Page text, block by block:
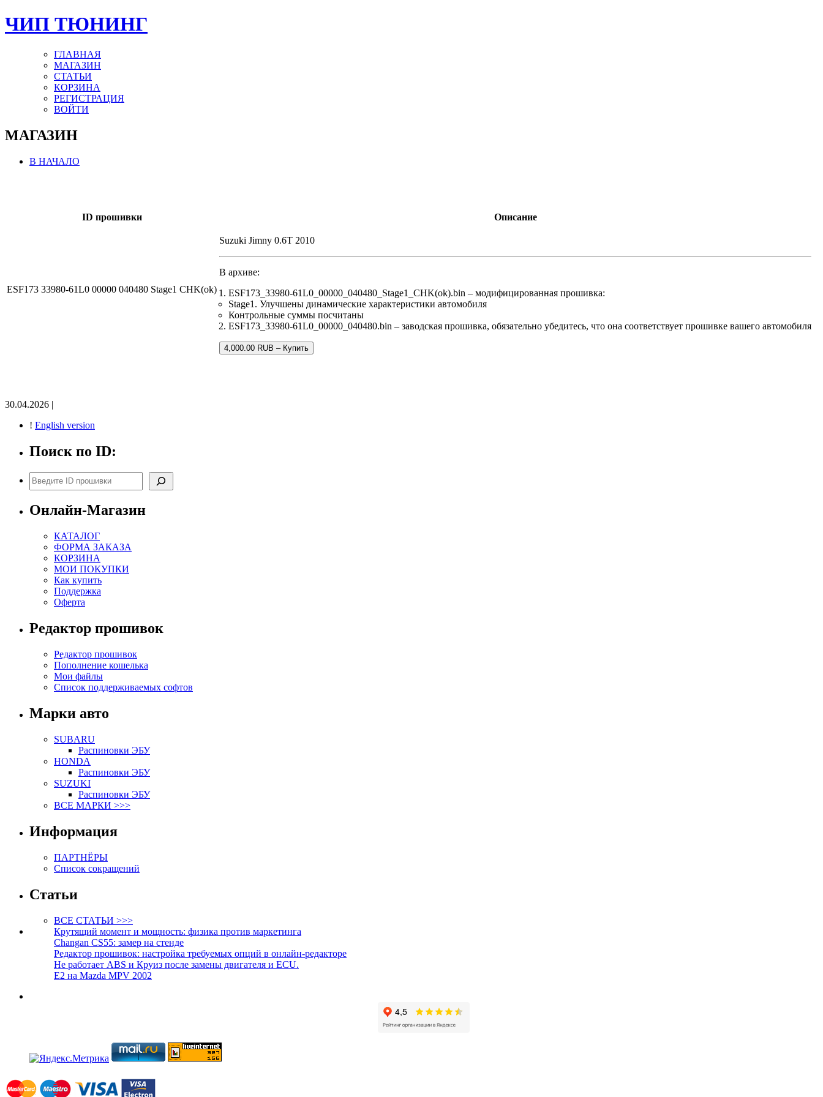
ЧИП ТЮНИНГ
ГЛАВНАЯ
МАГАЗИН
СТАТЬИ
КОРЗИНА
РЕГИСТРАЦИЯ
ВОЙТИ
МАГАЗИН
В НАЧАЛО
ID прошивки Описание
ESF173 33980-61L0 00000 040480 Stage1 CHK(ok)
Suzuki Jimny 0.6T 2010
В архиве:
ESF173_33980-61L0_00000_040480_Stage1_CHK(ok).bin – модифицированная прошивка:
Stage1. Улучшены динамические характеристики автомобиля
Контрольные суммы посчитаны
ESF173_33980-61L0_00000_040480.bin – заводская прошивка, обязательно убедитесь, что она соответствует прошивке вашего автомобиля
4,000.00 RUB – Купить
30.04.2026 |
! English version
Поиск по ID:
Поиск
Онлайн-Магазин
КАТАЛОГ
ФОРМА ЗАКАЗА
КОРЗИНА
МОИ ПОКУПКИ
Как купить
Поддержка
Оферта
Редактор прошивок
Редактор прошивок
Пополнение кошелька
Мои файлы
Список поддерживаемых софтов
Марки авто
SUBARU
Распиновки ЭБУ
HONDA
Распиновки ЭБУ
SUZUKI
Распиновки ЭБУ
ВСЕ МАРКИ >>>
Информация
ПАРТНЁРЫ
Список сокращений
Статьи
ВСЕ СТАТЬИ >>>
Крутящий момент и мощность: физика против маркетинга
Changan CS55: замер на стенде
Редактор прошивок: настройка требуемых опций в онлайн-редакторе
Не работает ABS и Круиз после замены двигателя и ECU.
E2 на Mazda MPV 2002